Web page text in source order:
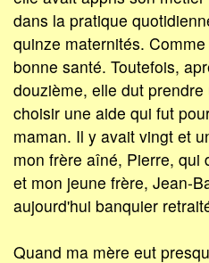
dans la pratique
quinze maternités.
bonne santé. Toutefois,
douzième, elle dut
choisir une aide qui fut
maman. Il y avait vingt et
mon frère aîné, Pierre, qui
et mon jeune frère, Jean-
aujourd'hui banquier
Quand ma mère eut